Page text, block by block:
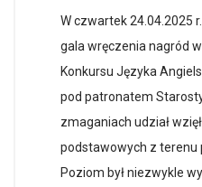
W czwartek 24.04.2025
gala wręczenia nagród
Konkursu Języka
pod patronatem
zmaganiach udział
podstawowych z terenu
Poziom był niezwykle